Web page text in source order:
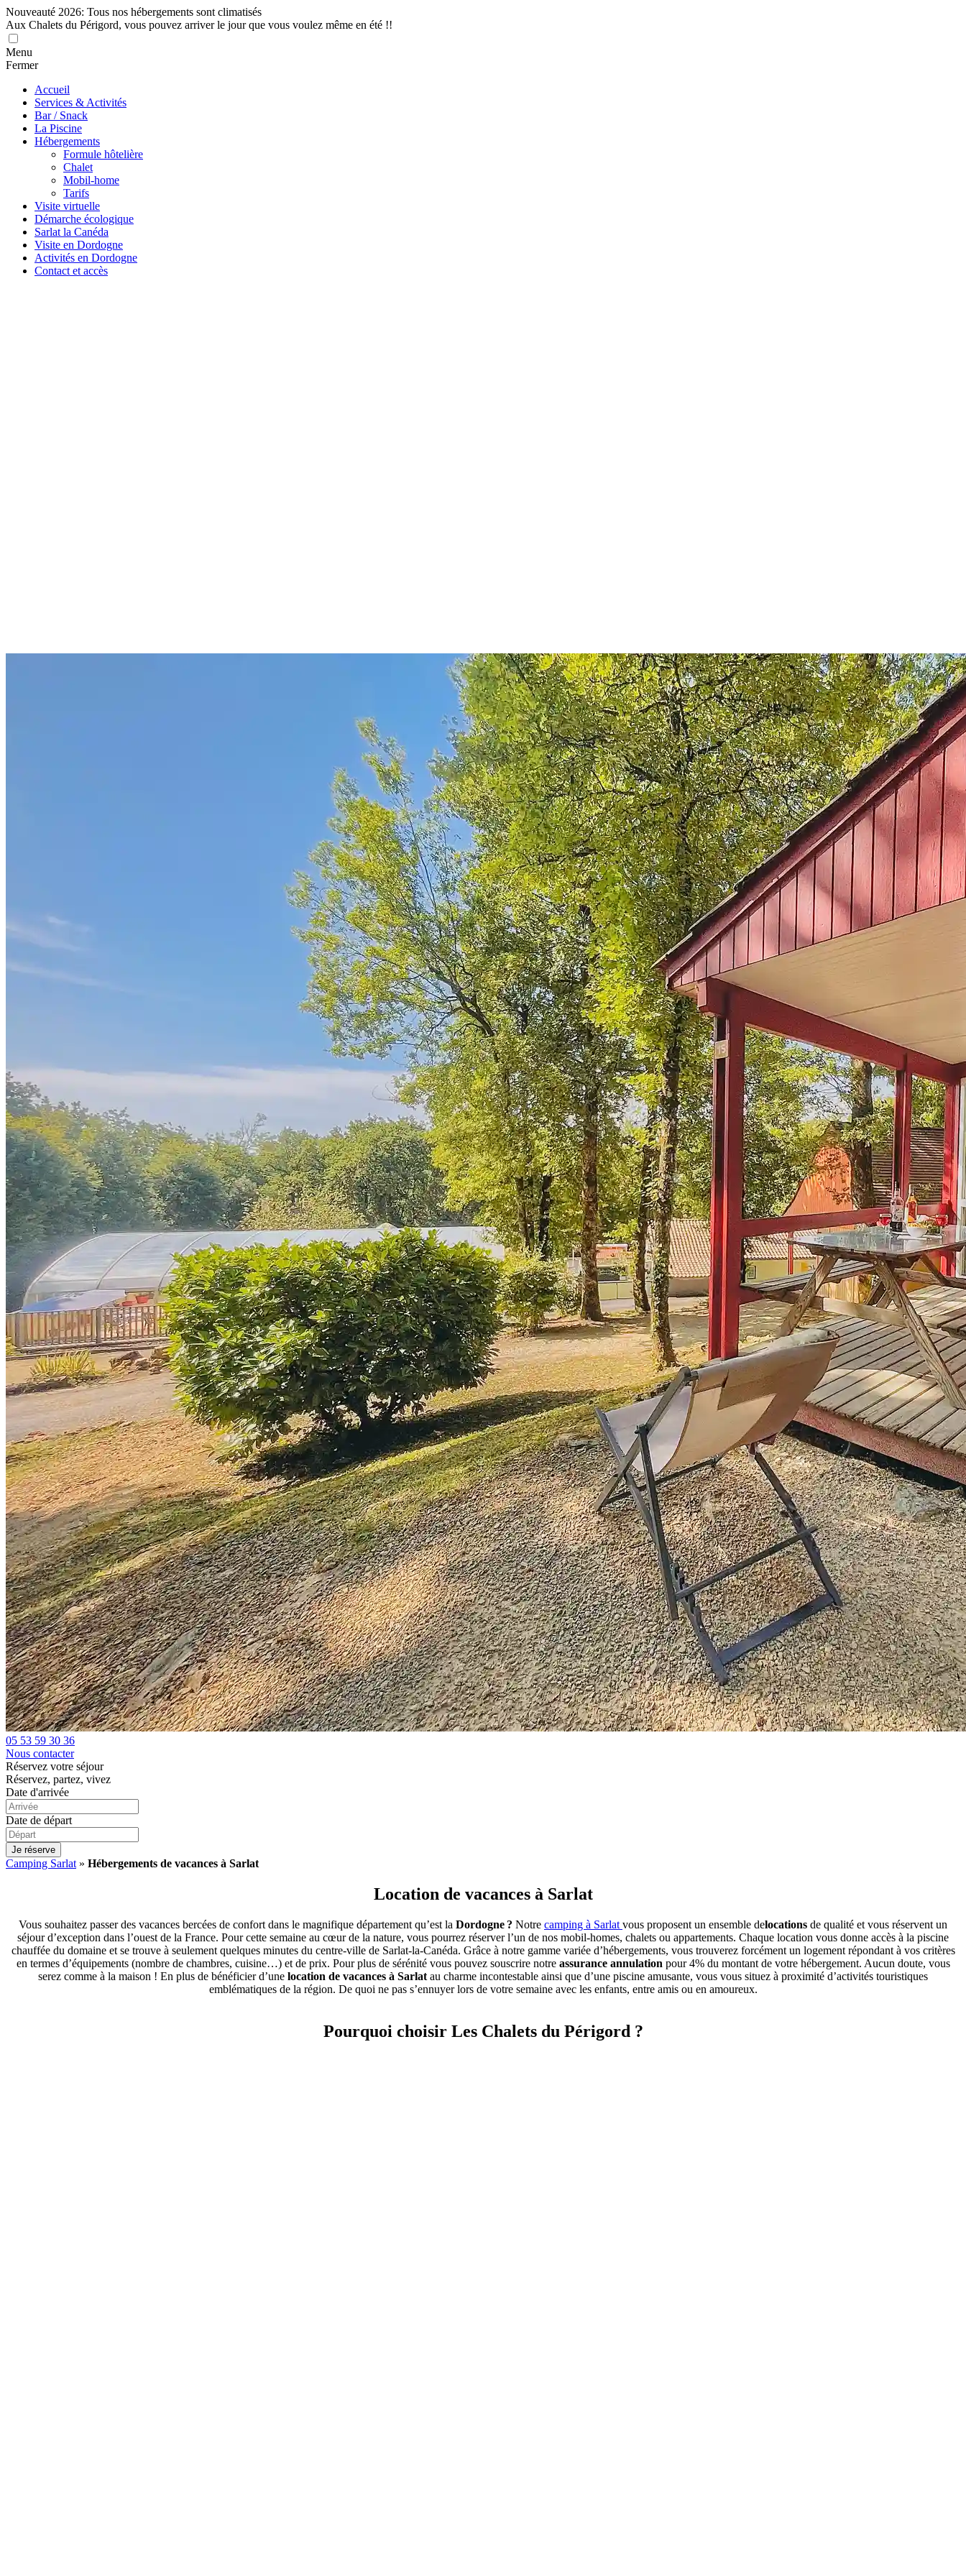
Nouveauté 2026: Tous nos hébergements sont climatisés
Aux Chalets du Périgord, vous pouvez arriver le jour que vous voulez même en été !!
Menu
Fermer
Accueil
Services & Activités
Bar / Snack
La Piscine
Hébergements
Formule hôtelière
Chalet
Mobil-home
Tarifs
Visite virtuelle
Démarche écologique
Sarlat la Canéda
Visite en Dordogne
Activités en Dordogne
Contact et accès
05 53 59 30 36
Nous contacter
Réservez votre séjour
Réservez, partez, vivez
Date d'arrivée
Date de départ
Je réserve
Camping Sarlat » Hébergements de vacances à Sarlat
Location de vacances à Sarlat
Vous souhaitez passer des vacances bercées de confort dans le magnifique département qu’est la Dordogne ? Notre camping à Sarlat vous proposent un ensemble delocations de qualité et vous réservent un
séjour d’exception dans l’ouest de la France. Pour cette semaine au cœur de la nature, vous pourrez réserver l’un de nos mobil-homes, chalets ou appartements. Chaque location vous donne accès à la piscine
chauffée du domaine et se trouve à seulement quelques minutes du centre-ville de Sarlat-la-Canéda. Grâce à notre gamme variée d’hébergements, vous trouverez forcément un logement répondant à vos critères
en termes d’équipements (nombre de chambres, cuisine…) et de prix. Pour plus de sérénité vous pouvez souscrire notre assurance annulation pour 4% du montant de votre hébergement. Aucun doute, vous
serez comme à la maison ! En plus de bénéficier d’une location de vacances à Sarlat au charme incontestable ainsi que d’une piscine amusante, vous vous situez à proximité d’activités touristiques
emblématiques de la région. De quoi ne pas s’ennuyer lors de votre semaine avec les enfants, entre amis ou en amoureux.
Pourquoi choisir Les Chalets du Périgord ?